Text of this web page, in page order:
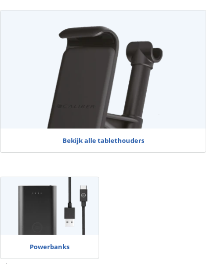
Bekijk alle tablethouders
Powerbanks